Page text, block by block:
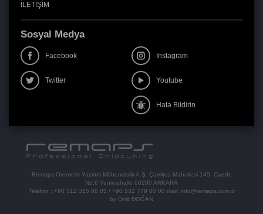
İLETİŞİM
Sosyal Medya
Facebook Instagram
Twitter Youtube
Hata Bildirin
Remaps Otomotiv Yazılım Mühendislik A.Ş. Çamlıca Mahallesi 145. Cadde
No:6 Yenimahalle 06200 ANKARA
Telefon : +90 312 315 88 85 / +90 532 779 00 00 mail: info@remaps.com.tr
by Ümit DOĞAN